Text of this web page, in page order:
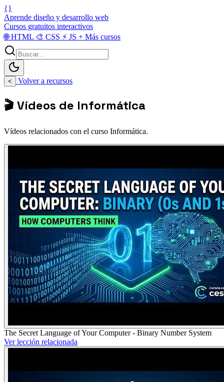
{}
Aprende diseño y desarrollo web
Cursos gratuitos interactivos
🌐HTML 🎨 CSS ⚡ JS + Más cursos
< Volver a recursos
🎬 Vídeos de Informática
Vídeos relacionados con el curso Informática.
The Secret Language of Your Computer - Binary Number System
Ver lección relacionada